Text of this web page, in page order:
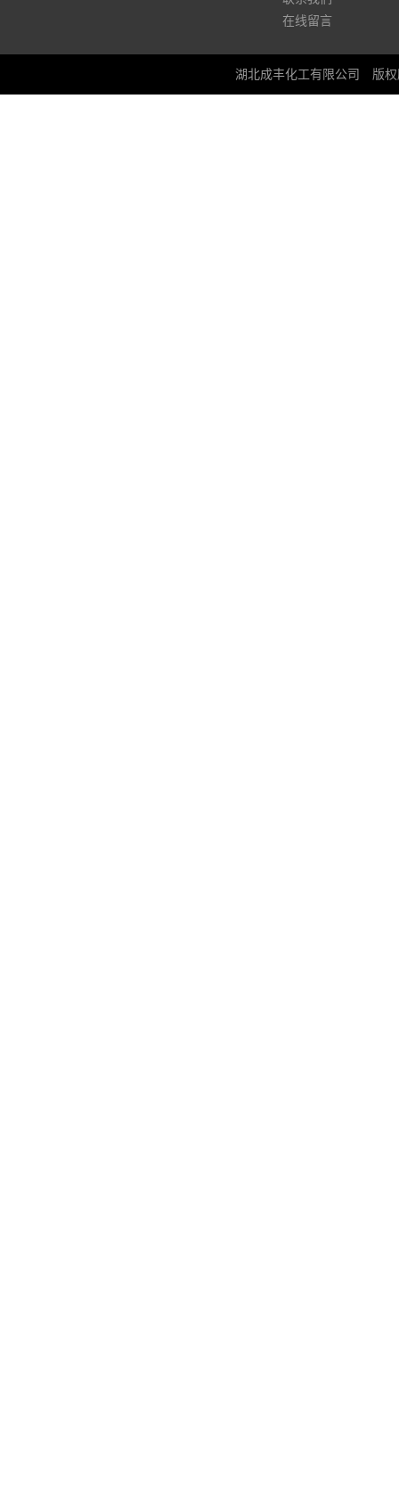
在线留言
湖北成丰化工有限公司 版